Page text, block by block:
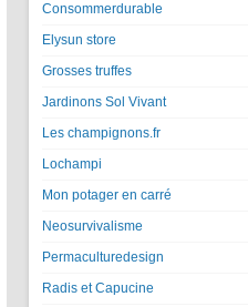
Consommerdurable
Elysun store
Grosses truffes
Jardinons Sol Vivant
Les champignons.fr
Lochampi
Mon potager en carré
Neosurvivalisme
Permaculturedesign
Radis et Capucine